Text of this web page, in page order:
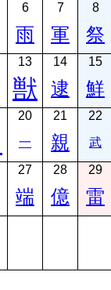
6
雨
7
軍
8
祭
13
獣
14
逮
15
鮮
20
一
21
親
22
武
27
端
28
億
29
雷